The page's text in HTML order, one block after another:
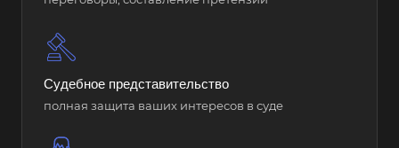
Судебное представительство
полная защита ваших интересов в суде